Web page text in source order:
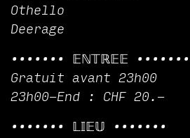
Othello
Deerage
••••••• 𝔼ℕ𝕋ℝ𝔼𝔼 •••••••
Gratuit avant 23h00
23h00-End : CHF 20.-
••••••• 𝕃𝕀𝔼𝕌 •••••••